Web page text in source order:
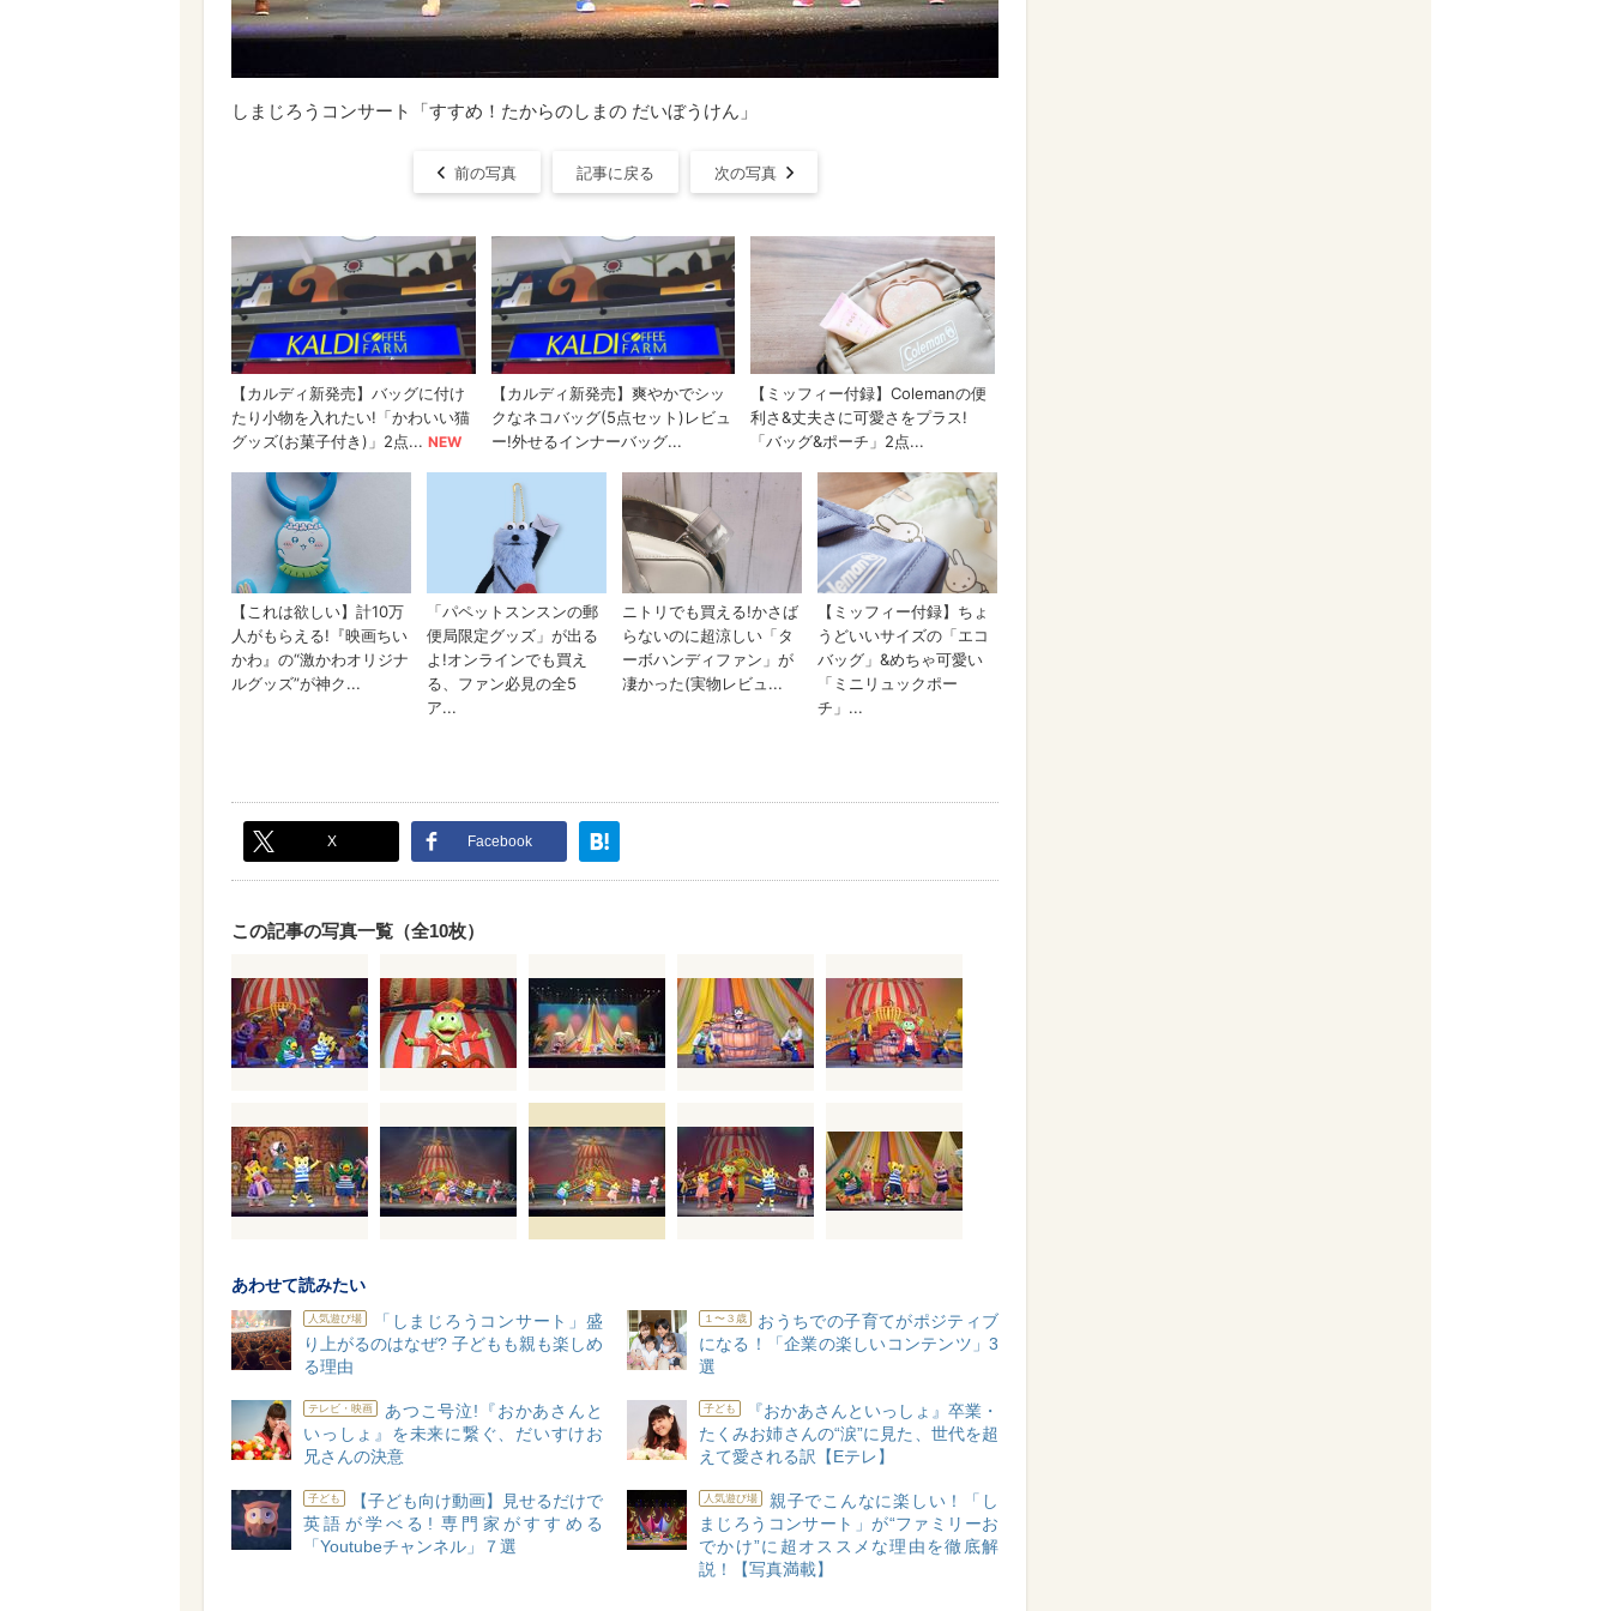
しまじろうコンサート「すすめ！たからのしまの だいぼうけん」
前の写真 記事に戻る 次の写真
X Facebook
この記事の写真一覧（全10枚）
あわせて読みたい
人気遊び場
「しまじろうコンサート」盛
り上がるのはなぜ? 子どもも親も楽しめ
る理由
１〜３歳
おうちでの子育てがポジティブ
になる！「企業の楽しいコンテンツ」3
選
テレビ・映画
あつこ号泣!『おかあさんと
いっしょ』を未来に繋ぐ、だいすけお
兄さんの決意
子ども
『おかあさんといっしょ』卒業・
たくみお姉さんの“涙”に見た、世代を超
えて愛される訳【Eテレ】
子ども
【子ども向け動画】見せるだけで
英語が学べる! 専門家がすすめる
「Youtubeチャンネル」７選
人気遊び場
親子でこんなに楽しい！「し
まじろうコンサート」が“ファミリーお
でかけ”に超オススメな理由を徹底解
説！【写真満載】